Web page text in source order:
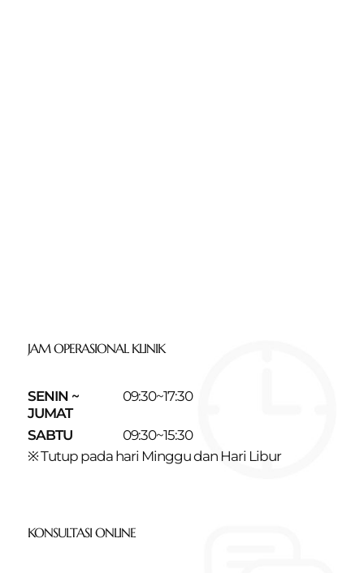
JAM OPERASIONAL KLINIK
SENIN ~
JUMAT
09:30~17:30
SABTU
09:30~15:30
※ Tutup pada hari Minggu dan Hari Libur
KONSULTASI ONLINE